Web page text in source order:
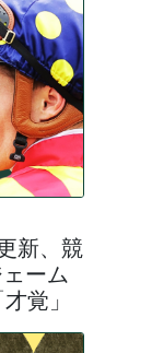
新、競
ーム
覚」